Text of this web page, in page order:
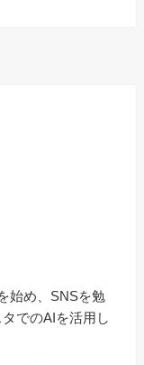
始め、SNSを勉
でのAIを活用し